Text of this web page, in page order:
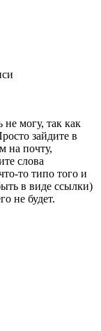
не могу, так как
зайдите в
на почту,
слова
то типо того и
в виде ссылки)
не будет.